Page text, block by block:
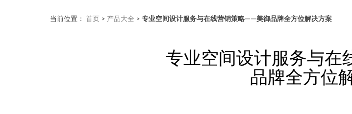
当前位置： 首页 > 产品大全 > 专业空间设计服务与在线营销策略——美御品牌全方位解决方案
专业空间设计服务与
品牌全方位